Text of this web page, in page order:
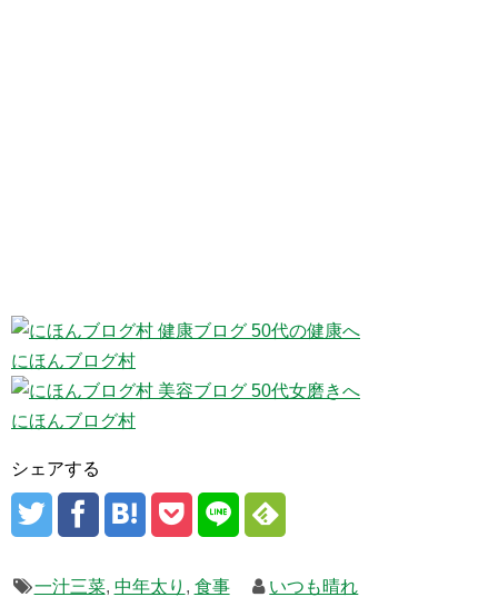
にほんブログ村
にほんブログ村
シェアする
一汁三菜, 中年太り , 食事 いつも晴れ